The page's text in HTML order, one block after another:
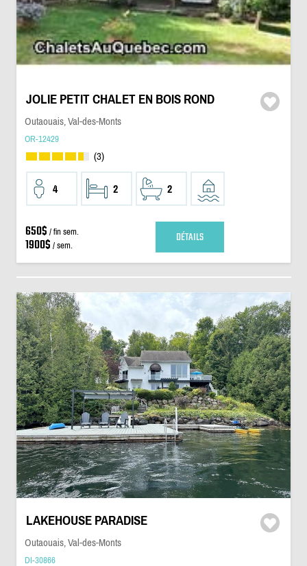
JOLIE PETIT CHALET EN BOIS ROND
Outaouais, Val-des-Monts
OR-12429
(3)
4 2 2
650$ / fin sem.
1900$ / sem. DÉTAILS
LAKEHOUSE PARADISE
Outaouais, Val-des-Monts
DI-30866